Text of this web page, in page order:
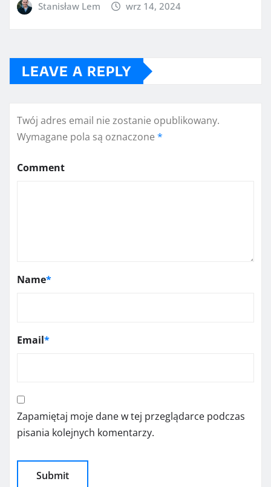
Stanisław Lem wrz 14, 2024
LEAVE A REPLY
Twój adres email nie zostanie opublikowany.
Wymagane pola są oznaczone *
Comment
Name*
Email*
Zapamiętaj moje dane w tej przeglądarce podczas
pisania kolejnych komentarzy.